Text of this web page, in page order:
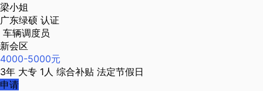
梁小姐
广东绿硕 认证
车辆调度员
新会区
4000-5000元
3年 大专 1人 综合补贴 法定节假日
申请